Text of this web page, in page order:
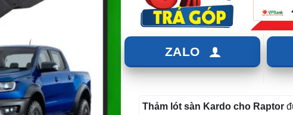
ZALO
Thảm lót sàn Kardo cho Raptor